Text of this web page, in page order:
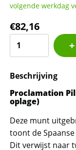
volgende werkdag
€82,16
Proclamation
Pillar
(VTRAQUE-
PLVS)
1
2025
(30.000
Beschrijving
Proclamation
oplage)
Deze munt
toont de
Dit verwijst naar